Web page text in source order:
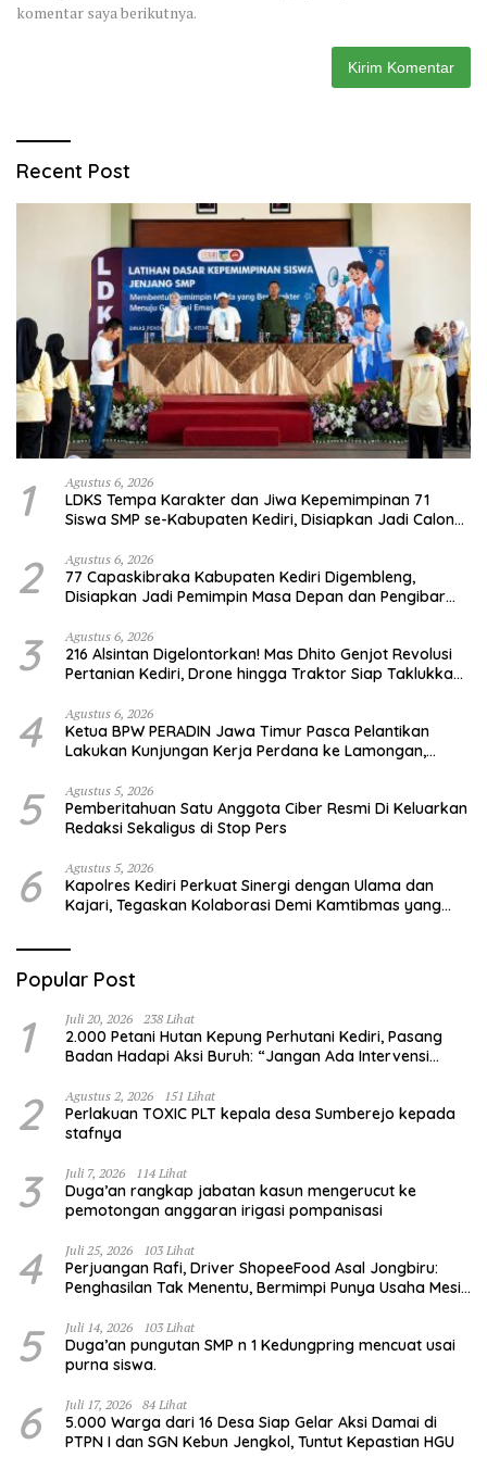
komentar saya berikutnya.
Recent Post
1 Agustus 6, 2026
LDKS Tempa Karakter dan Jiwa Kepemimpinan 71
Siswa SMP se-Kabupaten Kediri, Disiapkan Jadi Calon
2 Agustus 6, 2026
77 Capaskibraka Kabupaten Kediri Digembleng,
Disiapkan Jadi Pemimpin Masa Depan dan Pengibar
3 Agustus 6, 2026
216 Alsintan Digelontorkan! Mas Dhito Genjot Revolusi
Pertanian Kediri, Drone hingga Traktor Siap Taklukkan
4 Agustus 6, 2026
Ketua BPW PERADIN Jawa Timur Pasca Pelantikan
Lakukan Kunjungan Kerja Perdana ke Lamongan,
5 Agustus 5, 2026
Pemberitahuan Satu Anggota Ciber Resmi Di Keluarkan
Redaksi Sekaligus di Stop Pers
6 Agustus 5, 2026
Kapolres Kediri Perkuat Sinergi dengan Ulama dan
Kajari, Tegaskan Kolaborasi Demi Kamtibmas yang
Popular Post
1 Juli 20, 2026 238 Lihat
2.000 Petani Hutan Kepung Perhutani Kediri, Pasang
Badan Hadapi Aksi Buruh: “Jangan Ada Intervensi
2 Agustus 2, 2026 151 Lihat
Perlakuan TOXIC PLT kepala desa Sumberejo kepada
stafnya
3 Juli 7, 2026 114 Lihat
Duga’an rangkap jabatan kasun mengerucut ke
pemotongan anggaran irigasi pompanisasi
4 Juli 25, 2026 103 Lihat
Perjuangan Rafi, Driver ShopeeFood Asal Jongbiru:
Penghasilan Tak Menentu, Bermimpi Punya Usaha Mesin
5 Juli 14, 2026 103 Lihat
Duga’an pungutan SMP n 1 Kedungpring mencuat usai
purna siswa.
6 Juli 17, 2026 84 Lihat
5.000 Warga dari 16 Desa Siap Gelar Aksi Damai di
PTPN I dan SGN Kebun Jengkol, Tuntut Kepastian HGU